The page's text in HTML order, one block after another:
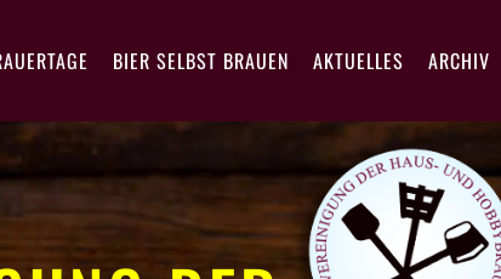
BIER SELBST BRAUEN AKTUELLES ARCHIV